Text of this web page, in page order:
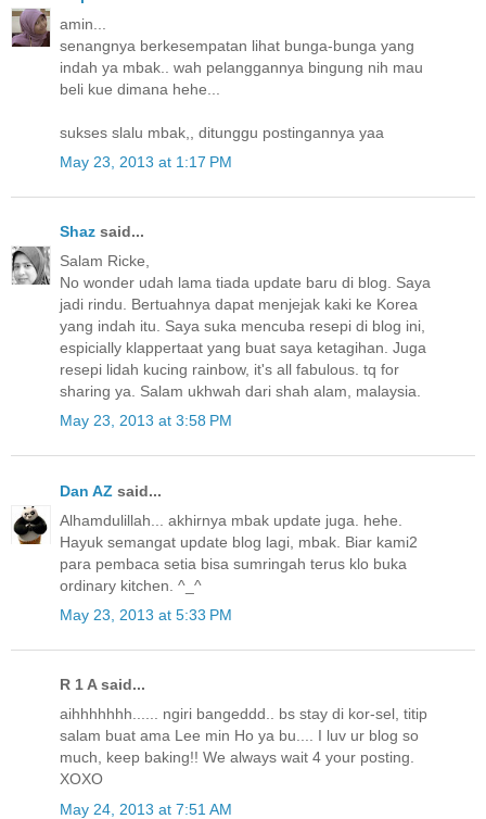
amin...
senangnya berkesempatan lihat bunga-bunga yang
indah ya mbak.. wah pelanggannya bingung nih mau
beli kue dimana hehe...
sukses slalu mbak,, ditunggu postingannya yaa
May 23, 2013 at 1:17 PM
Shaz said...
Salam Ricke,
No wonder udah lama tiada update baru di blog. Saya
jadi rindu. Bertuahnya dapat menjejak kaki ke Korea
yang indah itu. Saya suka mencuba resepi di blog ini,
espicially klappertaat yang buat saya ketagihan. Juga
resepi lidah kucing rainbow, it's all fabulous. tq for
sharing ya. Salam ukhwah dari shah alam, malaysia.
May 23, 2013 at 3:58 PM
Dan AZ said...
Alhamdulillah... akhirnya mbak update juga. hehe.
Hayuk semangat update blog lagi, mbak. Biar kami2
para pembaca setia bisa sumringah terus klo buka
ordinary kitchen. ^_^
May 23, 2013 at 5:33 PM
R 1 A said...
aihhhhhhh...... ngiri bangeddd.. bs stay di kor-sel, titip
salam buat ama Lee min Ho ya bu.... I luv ur blog so
much, keep baking!! We always wait 4 your posting.
XOXO
May 24, 2013 at 7:51 AM